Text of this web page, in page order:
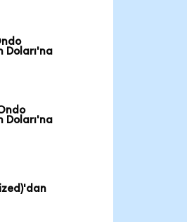
Doları'na
Doları'na